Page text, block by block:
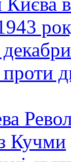
Кучми